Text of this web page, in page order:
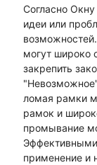
Согласно
идеи или
могут широко
закрепить
ломая рамки
рамок и
промывание
Эффективными
применение и